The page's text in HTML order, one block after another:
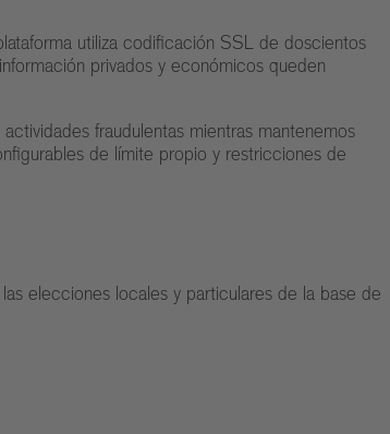
utiliza codificación SSL de doscientos
privados y económicos queden
fraudulentas mientras mantenemos
de límite propio y restricciones de
elecciones locales y particulares de la base de